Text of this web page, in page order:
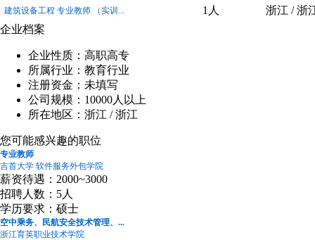
建筑设备工程 专业教师 （实训... 1人
浙江 / 浙
企业档案
企业性质：高职高专
所属行业：教育行业
注册资金：未填写
公司规模：10000人以上
所在地区：浙江 / 浙江
您可能感兴趣的职位
专业教师
吉首大学 软件服务外包学院
薪资待遇：2000~3000
招聘人数：5人
学历要求：硕士
空中乘务、民航安全技术管理、...
浙江育英职业技术学院